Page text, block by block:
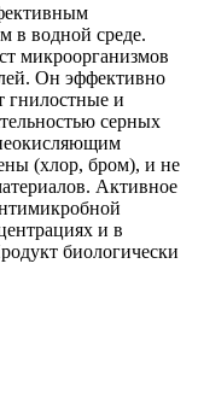
в водной среде.
микроорганизмов
Он эффективно
гнилостные и
серных
(хлор, бром), и не
Активное
и в
биологически